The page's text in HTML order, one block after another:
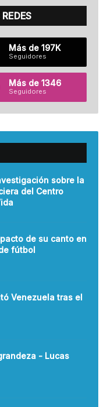
Más de 197K
Seguidores
Más de 1346
Seguidores
sobre la
del Centro
de su canto en
fútbol
Venezuela tras el
- Lucas